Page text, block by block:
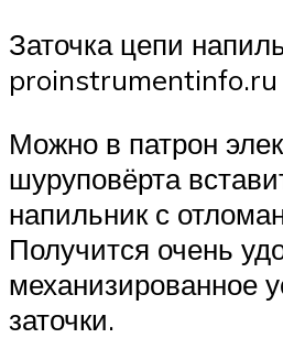
Заточка цепи
proinstrumentinfo.ru
Можно в патрон
шуруповёрта
напильник с
Получится очень
механизированное
заточки.